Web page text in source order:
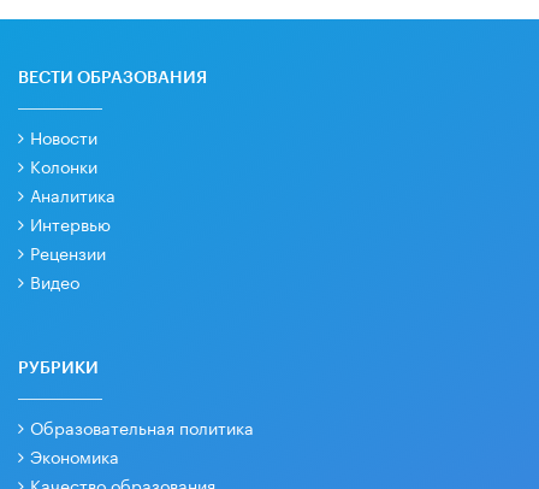
ВЕСТИ ОБРАЗОВАНИЯ
Новости
Колонки
Аналитика
Интервью
Рецензии
Видео
РУБРИКИ
Образовательная политика
Экономика